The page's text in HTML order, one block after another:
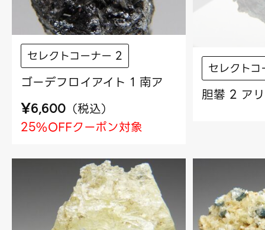
セレクトコーナー 2
ゴーデフロイアイト 1 南ア
¥6,600 （税込）
25%OFFクーポン対象
セレクト
胆礬 2 ア